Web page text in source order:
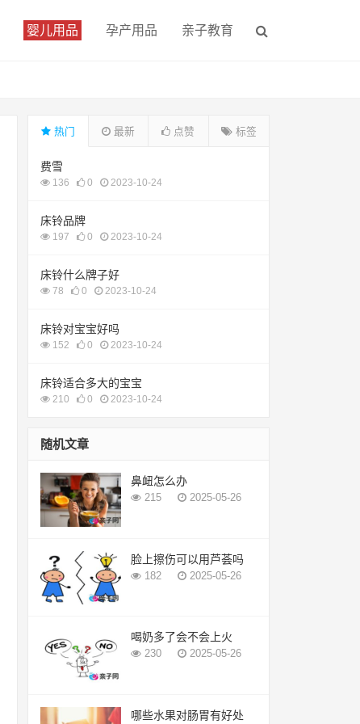
婴儿用品 孕产用品 亲子教育
热门 最新 点赞 标签
费雪
136 0 2023-10-24
床铃品牌
197 0 2023-10-24
床铃什么牌子好
78 0 2023-10-24
床铃对宝宝好吗
152 0 2023-10-24
床铃适合多大的宝宝
210 0 2023-10-24
随机文章
鼻衄怎么办
215 2025-05-26
脸上擦伤可以用芦荟吗
182 2025-05-26
喝奶多了会不会上火
230 2025-05-26
哪些水果对肠胃有好处